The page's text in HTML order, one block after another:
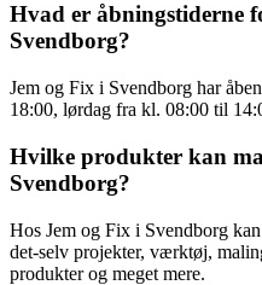
Hvad er åbningstiderne
Svendborg?
Jem og Fix i Svendborg har
18:00, lørdag fra kl. 08:00 til
Hvilke produkter kan
Svendborg?
Hos Jem og Fix i Svendborg
det-selv projekter, værktøj,
produkter og meget mere.